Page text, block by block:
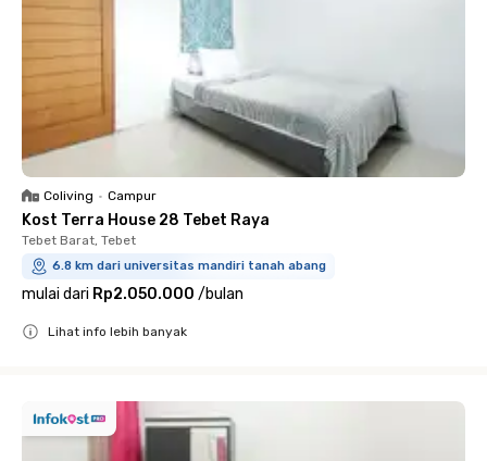
Coliving • Campur
Kost Terra House 28 Tebet Raya
Tebet Barat, Tebet
6.8 km dari universitas mandiri tanah abang
mulai dari Rp2.050.000 /bulan
Lihat info lebih banyak